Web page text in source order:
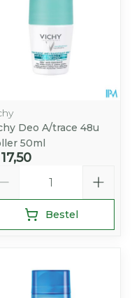
Deo A/trace 48u
50ml
Bestel